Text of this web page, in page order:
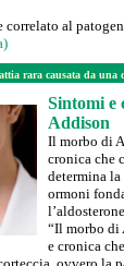
correlato al
rara causata da una
Sintomi e
Addison
Il morbo di
cronica che
determina
ormoni
“Il morbo di
e cronica